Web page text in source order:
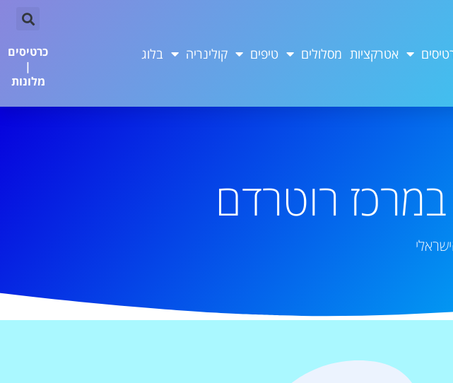
אטרקציות מסלולים טיפים קולינריה בלוג
כרטיסים
|
מלונות
רוטרדם